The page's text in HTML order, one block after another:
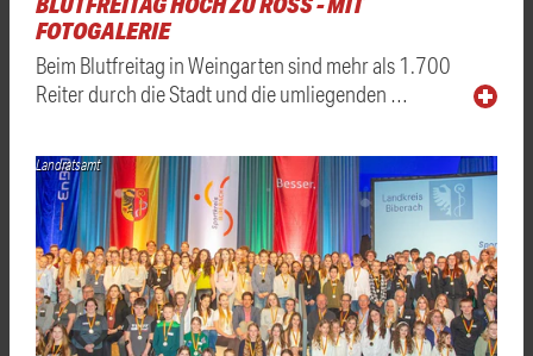
FOTOGALERIE
Beim Blutfreitag in Weingarten sind mehr als 1.700
Reiter durch die Stadt und die umliegenden …
Landratsamt